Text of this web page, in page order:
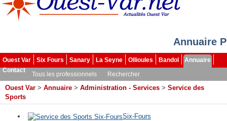
Annuaire
Ouest Var Six Fours Sanary La Seyne Ollioules Bandol
Annuaire
Contact
Tous les professionnels Rechercher
Ouest Var > Annuaire > Administration - Services > Service des
Sports
Six-Fours